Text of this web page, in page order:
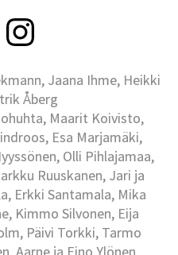
Jaana Ihme, Heikki
Åberg
Maarit Koivisto,
Esa Marjamäki,
Olli Pihlajamaa,
Ruuskanen, Jari ja
Erkki Santamala, Mika
Kimmo Silvonen, Eija
Päivi Torkki, Tarmo